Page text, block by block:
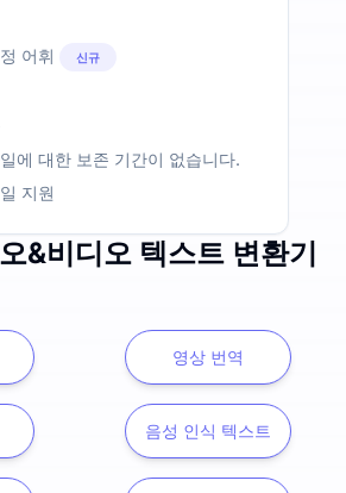
어휘
신규
에 대한 보존 기간이 없습니다.
지원
&비디오 텍스트 변환기
영상 번역
음성 인식 텍스트